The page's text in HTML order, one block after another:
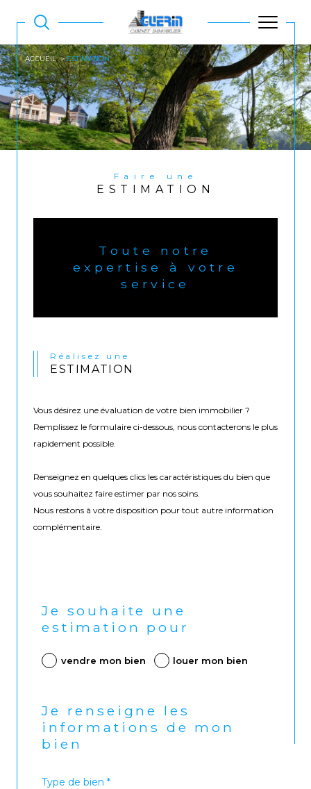
ACCUEIL ESTIMATION
Faire une
ESTIMATION
Toute notre
expertise à votre
service
Réalisez une
ESTIMATION
Vous désirez une évaluation de votre bien immobilier ?
Remplissez le formulaire ci-dessous, nous contacterons le plus
rapidement possible.
Renseignez en quelques clics les caractéristiques du bien que
vous souhaitez faire estimer par nos soins.
Nous restons à votre disposition pour tout autre information
complémentaire.
Je souhaite une
estimation pour
vendre mon bien louer mon bien
Je renseigne les
informations de mon
bien
Type de bien *